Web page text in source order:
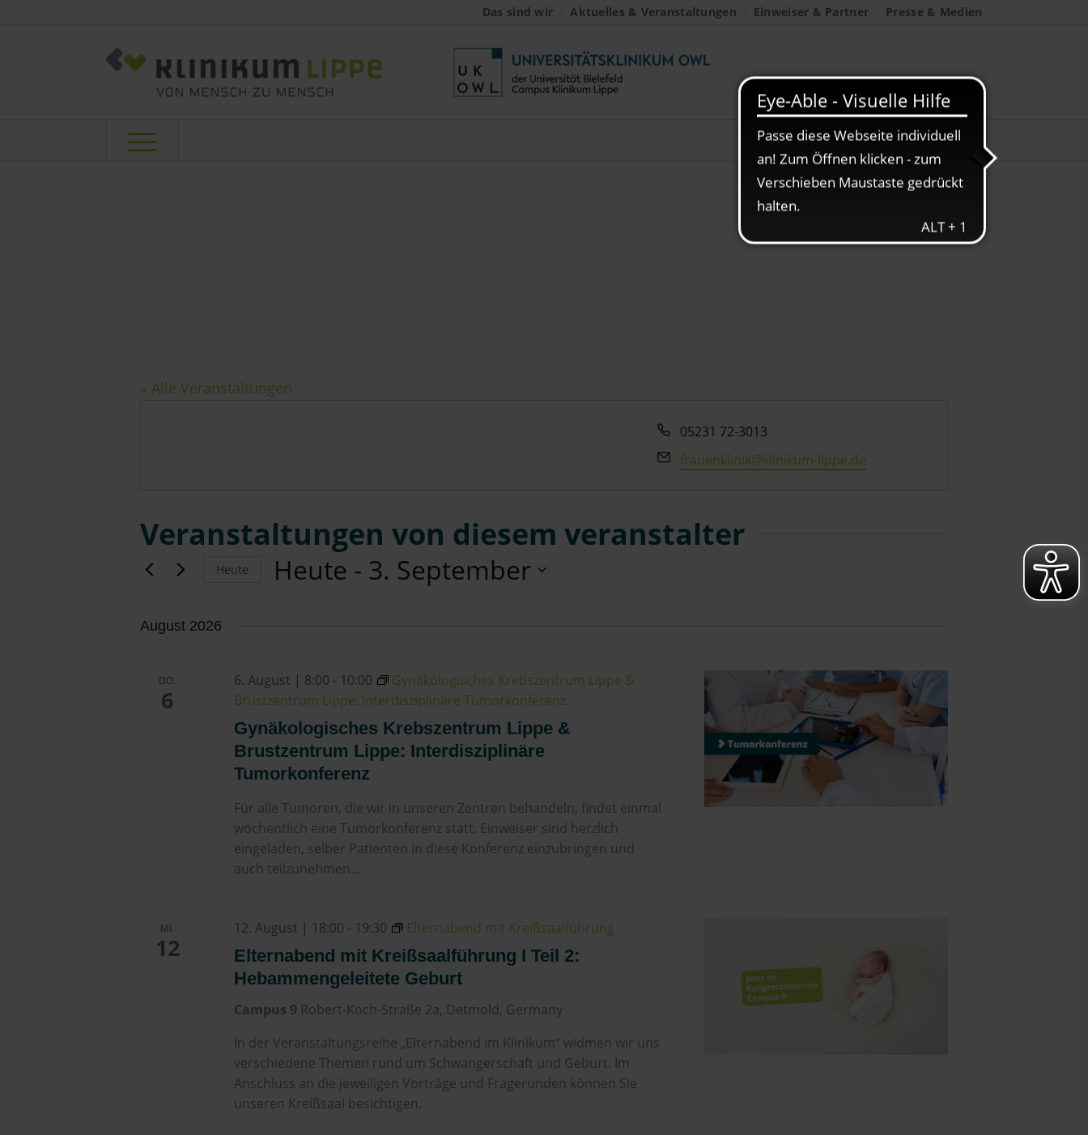
Das sind wir Aktuelles & Veranstaltungen Einweiser & Partner Presse & Medien
« Alle Veranstaltungen
Telefon
05231 72-3013
Email
frauenklinik@klinikum-lippe.de
Veranstaltungen von diesem veranstalter
Heute Heute - 3. September
August 2026
DO.
6
Gynäkologisches Krebszentrum Lippe &
Brustzentrum Lippe: Interdisziplinäre
Tumorkonferenz
6. August | 8:00 - 10:00
Gynäkologisches Krebszentrum Lippe &
Brustzentrum Lippe: Interdisziplinäre Tumorkonferenz
Für alle Tumoren, die wir in unseren Zentren behandeln, findet einmal
wöchentlich eine Tumorkonferenz statt. Einweiser sind herzlich
eingeladen, selber Patienten in diese Konferenz einzubringen und
auch teilzunehmen...
MI.
12
Elternabend mit Kreißsaalführung I Teil 2:
Hebammengeleitete Geburt
12. August | 18:00 - 19:30 Elternabend mit Kreißsaalführung
Campus 9 Robert-Koch-Straße 2a, Detmold, Germany
In der Veranstaltungsreihe „Elternabend im Klinikum“ widmen wir uns
verschiedene Themen rund um Schwangerschaft und Geburt. Im
Anschluss an die jeweiligen Vorträge und Fragerunden können Sie
unseren Kreißsaal besichtigen.